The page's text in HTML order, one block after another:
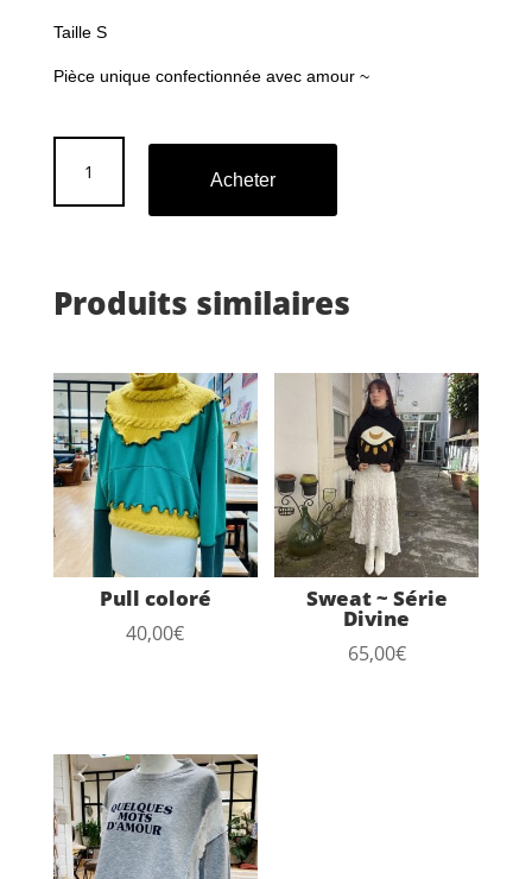
Taille S
Pièce unique confectionnée avec amour ~
Sweat
Acheter
Produits similaires
Pull coloré
40,00€
Sweat ~ Série
Divine
65,00€